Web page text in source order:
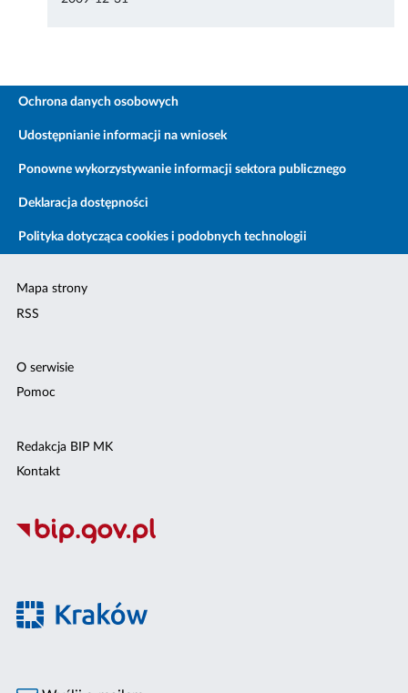
Ochrona danych osobowych
Udostępnianie informacji na wniosek
Ponowne wykorzystywanie informacji sektora publicznego
Deklaracja dostępności
Polityka dotycząca cookies i podobnych technologii
Mapa strony
RSS
O serwisie
Pomoc
Redakcja BIP MK
Kontakt